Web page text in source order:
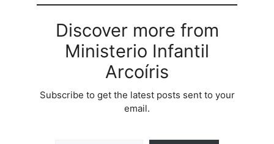
Discover more from
Ministerio Infantil
Arcoíris
Subscribe to get the latest posts sent to your
email.